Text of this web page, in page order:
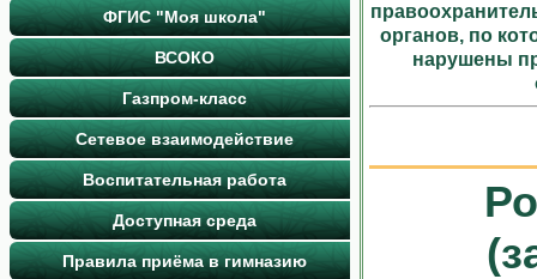
ФГИС "Моя школа"
ВСОКО
Газпром-класс
Сетевое взаимодействие
Воспитательная работа
Доступная среда
Правила приёма в гимназию
органов, по
нарушены